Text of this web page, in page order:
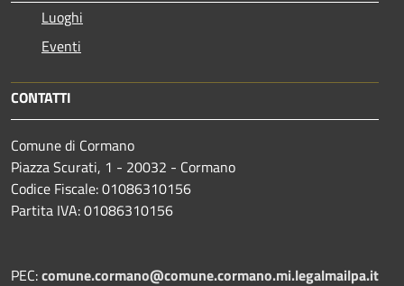
Luoghi
Eventi
CONTATTI
Comune di Cormano
Piazza Scurati, 1 - 20032 - Cormano
Codice Fiscale: 01086310156
Partita IVA: 01086310156
PEC:comune.cormano@comune.cormano.mi.legalmailpa.it